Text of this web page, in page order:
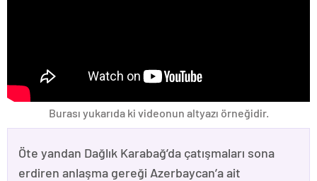
Burası yukarıda ki videonun altyazı örneğidir.
Öte yandan Dağlık Karabağ’da çatışmaları sona
erdiren anlaşma gereği Azerbaycan’a ait